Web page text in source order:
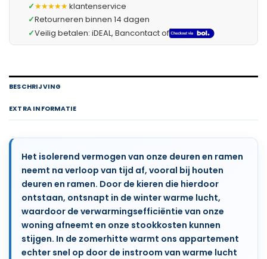
✓★★★★★klantenservice
✓Retourneren binnen 14 dagen
✓Veilig betalen: iDEAL, Bancontact of
BESCHRIJVING
EXTRA INFORMATIE
Het isolerend vermogen van onze deuren en ramen
neemt na verloop van tijd af, vooral bij houten
deuren en ramen. Door de kieren die hierdoor
ontstaan, ontsnapt in de winter warme lucht,
waardoor de verwarmingsefficiëntie van onze
woning afneemt en onze stookkosten kunnen
stijgen. In de zomerhitte warmt ons appartement
echter snel op door de instroom van warme lucht